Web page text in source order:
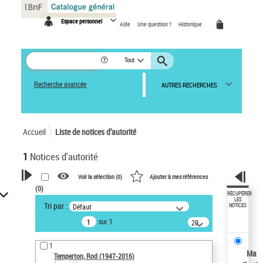
Espace personnel Aide Une question ? Historique
Tout
Recherche avancée AUTRES RECHERCHES
Accueil Liste de notices d’autorité
1 Notices d'autorité
VOTRE RECHERCHE
Recherche avancée dans les
notices d’autorité
Œuvres liées à l'auteur :
Temperton, Rod (1947-2016)
Voir la sélection (0) Ajouter à mes références
(0)
Tri par : Défaut
sur 1
20
résultats/page
1
Temperton, Rod (1947-2016)
RÉCUPÉRER
LES
NOTICES
Ma
Panneau de gestion des cookies